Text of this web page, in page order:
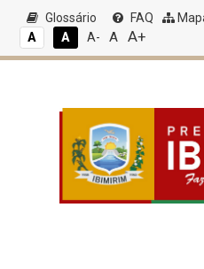
Glossário FAQ
A
A A- A A+